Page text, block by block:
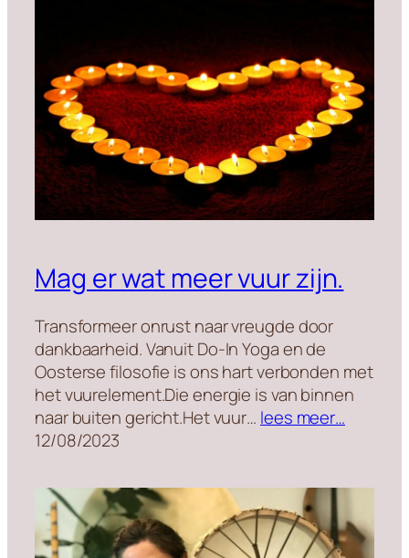
Mag er wat meer vuur zijn.
Transformeer onrust naar vreugde door
dankbaarheid. Vanuit Do-In Yoga en de
Oosterse filosofie is ons hart verbonden met
het vuurelement.Die energie is van binnen
naar buiten gericht.Het vuur… lees meer…
12/08/2023